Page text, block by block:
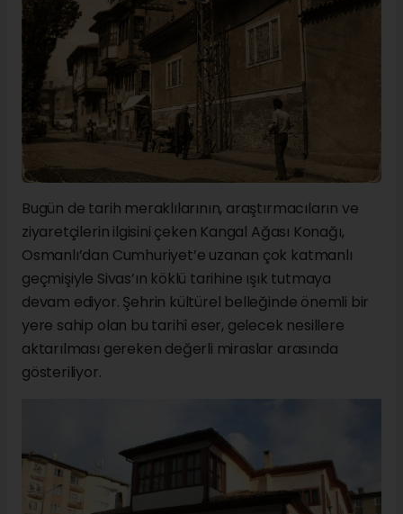
Bugün de tarih meraklılarının, araştırmacıların ve
ziyaretçilerin ilgisini çeken Kangal Ağası Konağı,
Osmanlı’dan Cumhuriyet’e uzanan çok katmanlı
geçmişiyle Sivas’ın köklü tarihine ışık tutmaya
devam ediyor. Şehrin kültürel belleğinde önemli bir
yere sahip olan bu tarihî eser, gelecek nesillere
aktarılması gereken değerli miraslar arasında
gösteriliyor.